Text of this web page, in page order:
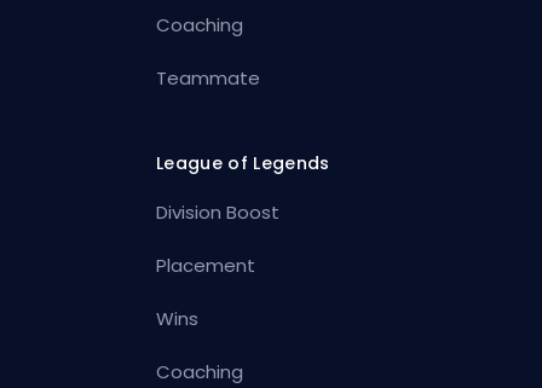
Coaching
Teammate
League of Legends
Division Boost
Placement
Wins
Coaching